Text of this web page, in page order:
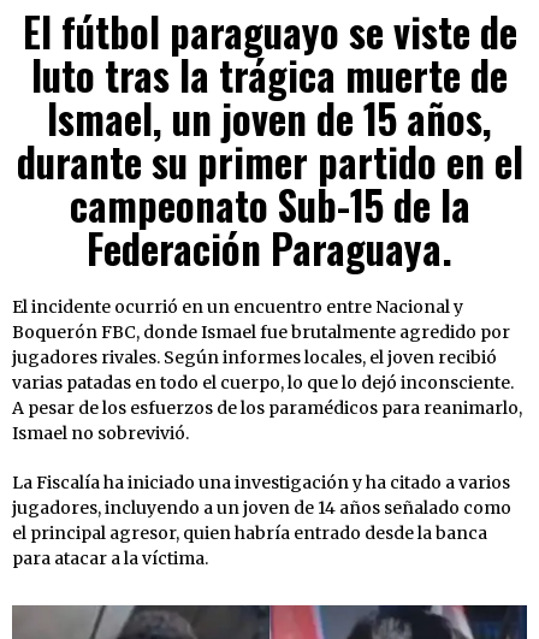
El fútbol paraguayo se viste de
luto tras la trágica muerte de
Ismael, un joven de 15 años,
durante su primer partido en el
campeonato Sub-15 de la
Federación Paraguaya.
El incidente ocurrió en un encuentro entre Nacional y
Boquerón FBC, donde Ismael fue brutalmente agredido por
jugadores rivales. Según informes locales, el joven recibió
varias patadas en todo el cuerpo, lo que lo dejó inconsciente.
A pesar de los esfuerzos de los paramédicos para reanimarlo,
Ismael no sobrevivió.
La Fiscalía ha iniciado una investigación y ha citado a varios
jugadores, incluyendo a un joven de 14 años señalado como
el principal agresor, quien habría entrado desde la banca
para atacar a la víctima.